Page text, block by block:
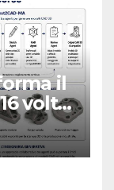
il
volte